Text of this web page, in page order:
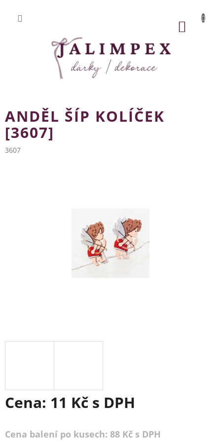
obsah
ANDĚL ŠÍP KOLÍČEK
[3607]
3607
Cena: 11 Kč s DPH
Cena balení po kusech: 88 Kč s DPH